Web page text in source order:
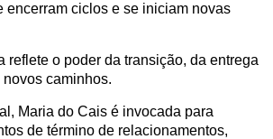
encerram ciclos e se iniciam novas
reflete o poder da transição, da entrega
caminhos.
Maria do Cais é invocada para
de término de relacionamentos,